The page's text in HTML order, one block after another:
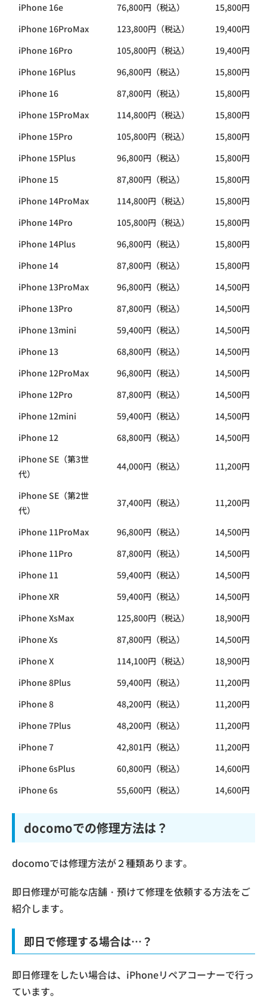
iPhone 16e
76,800円（税込）
15,800円（
iPhone 16ProMax
123,800円（税込）
19,400円（
iPhone 16Pro
105,800円（税込）
19,400円（
iPhone 16Plus
96,800円（税込）
15,800円（
iPhone 16
87,800円（税込）
15,800円（
iPhone 15ProMax
114,800円（税込）
15,800円（
iPhone 15Pro
105,800円（税込）
15,800円（
iPhone 15Plus
96,800円（税込）
15,800円（
iPhone 15
87,800円（税込）
15,800円（
iPhone 14ProMax
114,800円（税込）
15,800円（
iPhone 14Pro
105,800円（税込）
15,800円（
iPhone 14Plus
96,800円（税込）
15,800円（
iPhone 14
87,800円（税込）
15,800円（
iPhone 13ProMax
96,800円（税込）
14,500円（
iPhone 13Pro
87,800円（税込）
14,500円（
iPhone 13mini
59,400円（税込）
14,500円（
iPhone 13
68,800円（税込）
14,500円（
iPhone 12ProMax
96,800円（税込）
14,500円（
iPhone 12Pro
87,800円（税込）
14,500円（
iPhone 12mini
59,400円（税込）
14,500円（
iPhone 12
68,800円（税込）
14,500円（
iPhone SE（第3世
代）
44,000円（税込） 11,200円（
iPhone SE（第2世
代）
37,400円（税込） 11,200円（
iPhone 11ProMax 96,800円（税込）
14,500円（
iPhone 11Pro
87,800円（税込）
14,500円（
iPhone 11
59,400円（税込）
14,500円（
iPhone XR
59,400円（税込）
14,500円（
iPhone XsMax
125,800円（税込）
18,900円（
iPhone Xs
87,800円（税込）
14,500円（
iPhone X
114,100円（税込）
18,900円（
iPhone 8Plus
59,400円（税込）
11,200円（
iPhone 8
48,200円（税込）
11,200円（
iPhone 7Plus
48,200円（税込）
11,200円（
iPhone 7
42,801円（税込）
11,200円（
iPhone 6sPlus
60,800円（税込）
14,600円（
iPhone 6s
55,600円（税込） 14,600円（
docomoでの修理方法は？
docomoでは修理方法が２種類あります。
即日修理が可能な店舗・預けて修理を依頼する方法をご
紹介します。
即日で修理する場合は…？
即日修理をしたい場合は、iPhoneリペアコーナーで行っ
ています。